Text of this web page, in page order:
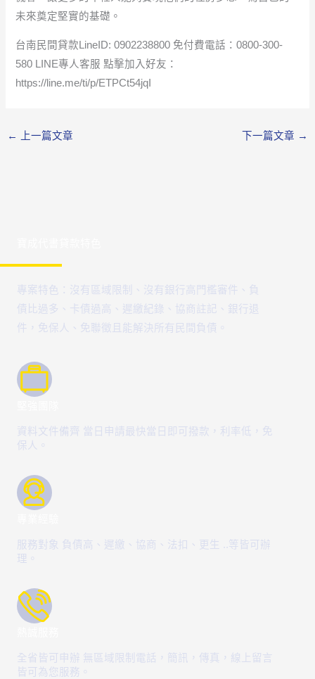
未來奠定堅實的基礎。
台南民間貸款LineID: 0902238800 免付費電話：0800-300-
580 LINE專人客服 點擊加入好友：
https://line.me/ti/p/ETPCt54jqI
← 上一篇文章 下一篇文章 →
專案特色：沒有區域限制、沒有銀行高門檻審件、負
債比過多、卡債過高、遲繳紀錄、協商註記、銀行退
件，免保人、免聯徵且能解決所有民間負債。
資料文件備齊 當日申請最快當日即可撥款，利率低，免
保人。
服務對象 負債高、遲繳、協商、法扣、更生 ..等皆可辦
理。
全省皆可申辦 無區域限制電話，簡訊，傳真，線上留言
皆可為您服務。